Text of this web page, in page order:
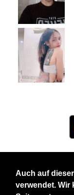
Auch auf
verwendet. Wir